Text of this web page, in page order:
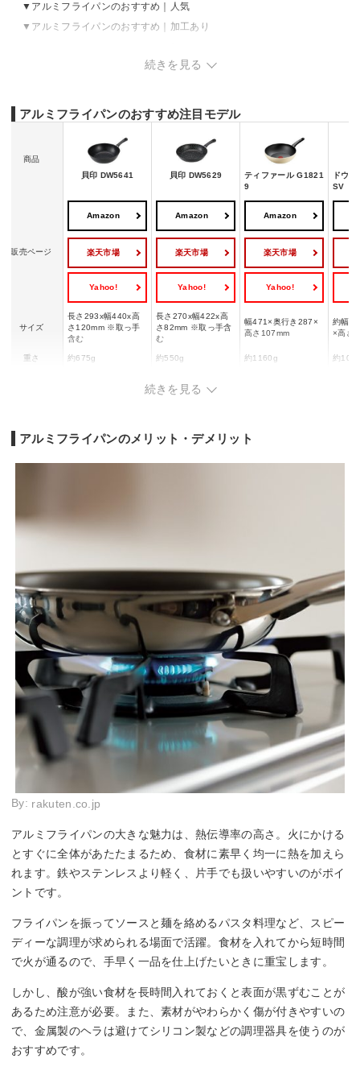
アルミフライパンのおすすめ｜人気
アルミフライパンのおすすめ｜加工あり
アルミフライパンのお手入れ方法
続きを見る
アルミフライパンのおすすめ注目モデル
商品
貝印 DW5641
貝印 DW5629
ティファール G1821
9
ドウ
SV
販売ページ
Amazon
楽天市場
Yahoo!
Amazon
楽天市場
Yahoo!
Amazon
楽天市場
Yahoo!
サイズ
長さ293x幅440x高
さ120mm ※取っ手
含む
長さ270x幅422x高
さ82mm ※取っ手含
む
幅471×奥行き287×
高さ107mm
約幅
×高さ
重さ 約675g 約550g 約1160g 約
加工、外面:耐熱焼付
加工、外面:耐熱焼付
続きを見る
アルミフライパンのメリット・デメリット
By: rakuten.co.jp
アルミフライパンの大きな魅力は、熱伝導率の高さ。火にかける
とすぐに全体があたたまるため、食材に素早く均一に熱を加えら
れます。鉄やステンレスより軽く、片手でも扱いやすいのがポイ
ントです。
フライパンを振ってソースと麺を絡めるパスタ料理など、スピー
ディーな調理が求められる場面で活躍。食材を入れてから短時間
で火が通るので、手早く一品を仕上げたいときに重宝します。
しかし、酸が強い食材を長時間入れておくと表面が黒ずむことが
あるため注意が必要。また、素材がやわらかく傷が付きやすいの
で、金属製のヘラは避けてシリコン製などの調理器具を使うのが
おすすめです。